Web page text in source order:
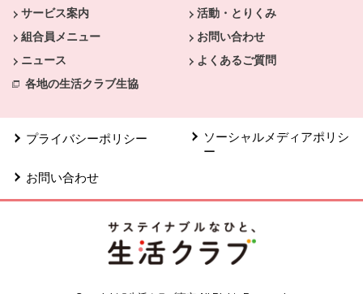
サービス案内
活動・とりくみ
組合員メニュー
お問い合わせ
ニュース
よくあるご質問
各地の生活クラブ生協
プライバシーポリシー
ソーシャルメディアポリシ
ー
お問い合わせ